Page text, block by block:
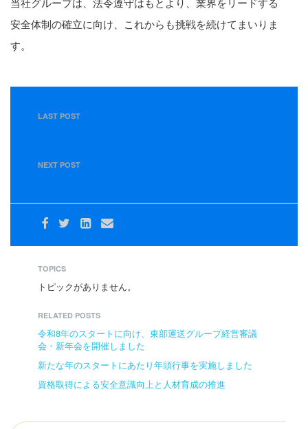
安全体制の確立に向け、これからも挑戦を続けてまいりま
す。
LAST POST
NEXT POST
TOPICS
トピックがありません。
RELATED POSTS
令和8年のスタートに向け、東部運送グループ経営審議
会・新年会を開催しました
新たな年のスタートにあたり年頭行事を実施しました
資格取得による安全意識向上と人材育成の推進